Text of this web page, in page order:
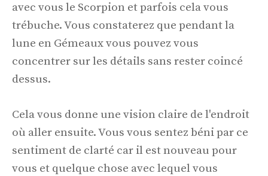
avec vous le Scorpion et parfois cela vous
trébuche. Vous constaterez que pendant la
lune en Gémeaux vous pouvez vous
concentrer sur les détails sans rester coincé
dessus.
Cela vous donne une vision claire de l'endroit
où aller ensuite. Vous vous sentez béni par ce
sentiment de clarté car il est nouveau pour
vous et quelque chose avec lequel vous